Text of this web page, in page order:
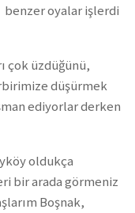
benzer oyalar işlerdi
çok üzdüğünü,
düşürmek
ediyorlar derken
oldukça
bir arada görmeniz
Boşnak,